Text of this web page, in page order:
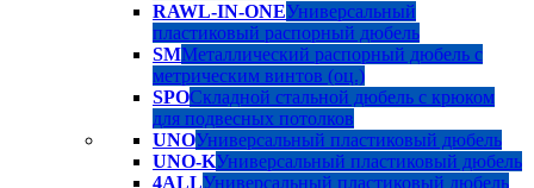
RAWL-IN-ONEУниверсальный
пластиковый распорный дюбель
SMМеталлический распорный дюбель с
метрическим винтов (оц.)
SPOСкладной стальной дюбель с крюком
для подвесных потолков
UNOУниверсальный пластиковый дюбель
UNO-KУниверсальный пластиковый дюбель
4ALLУниверсальный пластиковый дюбель